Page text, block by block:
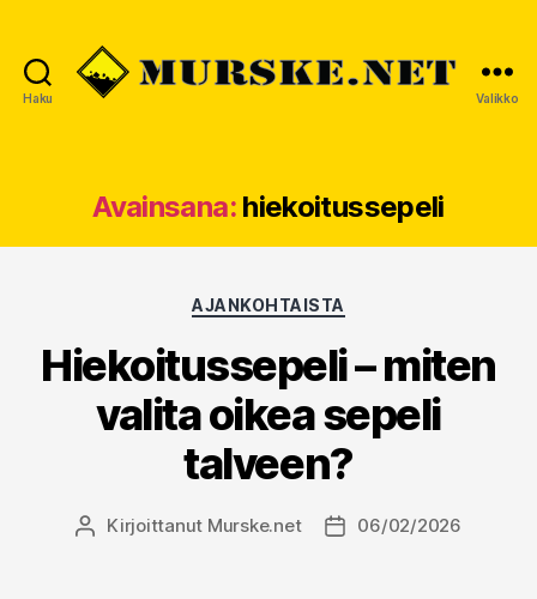
Haku Valikko
Avainsana: hiekoitussepeli
Kategoriat
AJANKOHTAISTA
Hiekoitussepeli – miten
valita oikea sepeli
talveen?
Kirjoittaja
Kirjoittanut Murske.net Julkaisupäivämäärä
06/02/2026